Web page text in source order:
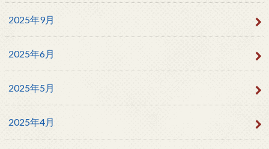
2025年9月
2025年6月
2025年5月
2025年4月